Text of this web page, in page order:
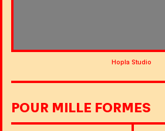
Hopla Studio
POUR MILLE FORMES